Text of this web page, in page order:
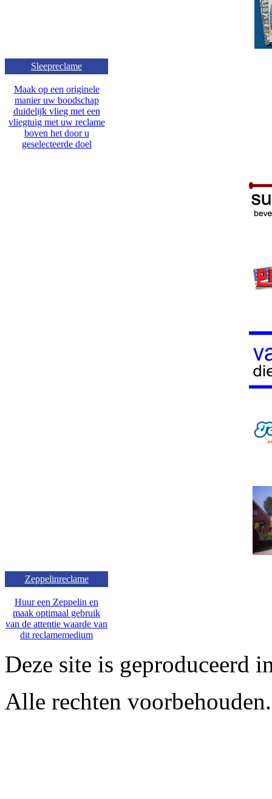
Sleepreclame
Maak op een originele
manier uw boodschap
duidelijk vlieg met een
vliegtuig met uw reclame
boven het door u
geselecteerde doel
Zeppelinreclame
Huur een Zeppelin en
maak optimaal gebruik
van de attentie waarde van
dit reclamemedium
Deze site is geproduceerd
Alle rechten